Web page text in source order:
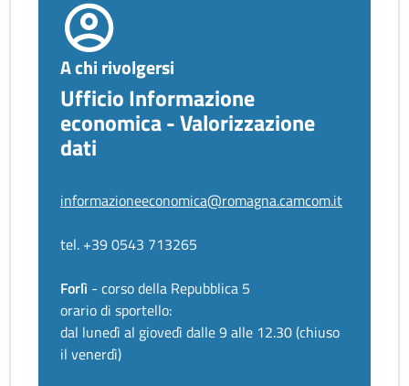
A chi rivolgersi
Ufficio Informazione
economica - Valorizzazione
dati
informazioneeconomica@romagna.camcom.it
tel. +39 0543 713265
Forlì - corso della Repubblica 5
orario di sportello:
dal lunedì al giovedì dalle 9 alle 12.30 (chiuso
il venerdì)